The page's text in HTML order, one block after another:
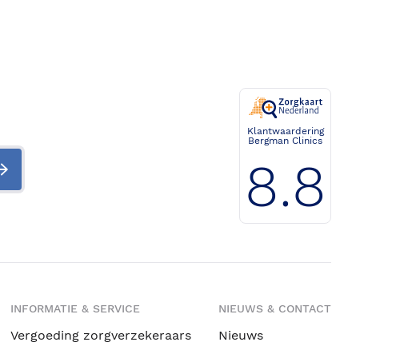
Klantwaardering
Bergman Clinics
8.8
INFORMATIE & SERVICE
Vergoeding zorgverzekeraars
NIEUWS & CONTACT
Nieuws